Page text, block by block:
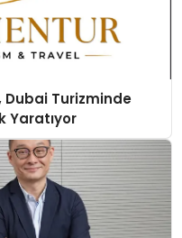
Dubai Turizminde
Yaratıyor